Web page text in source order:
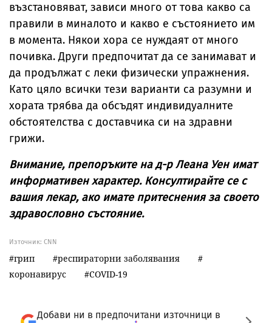
възстановяват, зависи много от това какво са
правили в миналото и какво е състоянието им
в момента. Някои хора се нуждаят от много
почивка. Други предпочитат да се занимават и
да продължат с леки физически упражнения.
Като цяло всички тези варианти са разумни и
хората трябва да обсъдят индивидуалните
обстоятелства с доставчика си на здравни
грижи.
Внимание, препоръките на д-р Леана Уен имат
информативен характер. Консултирайте се с
вашия лекар, ако имате притеснения за своето
здравословно състояние.
Източник: CNN
грип
респираторни заболявания
коронавирус
COVID-19
Добави ни в предпочитани източници в